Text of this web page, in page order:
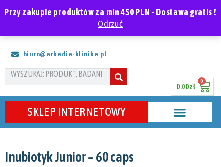
Przy zakupie produktów za min 450 PLN - Dostawa gratis !
Odrzuć
Polski
ARKADIA Klinika Zdrowia
biuro@arkadia-klinika.pl
0.00zł
0
SKLEP INTERNETOWY
Inubiotyk Junior – 60 caps